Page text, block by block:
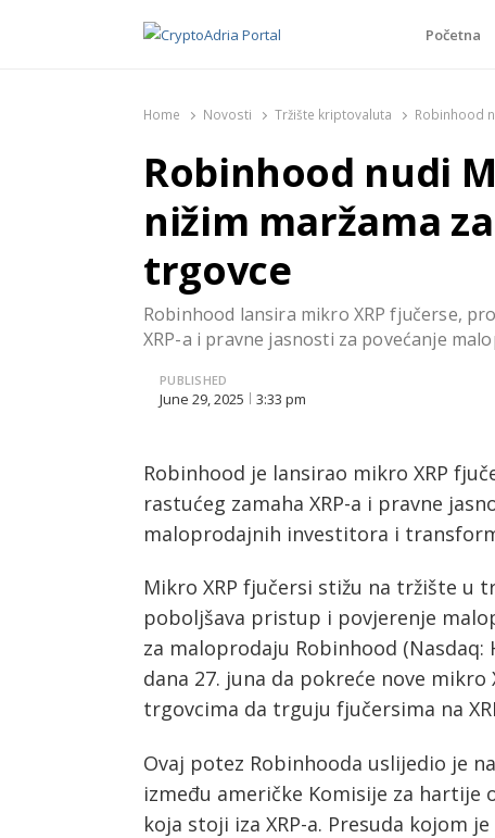
Početna
Home Novosti Tržište kriptovaluta Robinhood
Robinhood nudi
nižim maržama
trgovce
Robinhood lansira mikro XRP fjučerse,
XRP-a i pravne jasnosti za povećanje
PUBLISHED
June 29, 2025 3:33 pm
Robinhood je lansirao mikro XRP
rastućeg zamaha XRP-a i pravne
maloprodajnih investitora i
Mikro XRP fjučersi stižu na tržište u
poboljšava pristup i povjerenje
za maloprodaju Robinhood
dana 27. juna da pokreće nove mikro
trgovcima da trguju fjučersima na
Ovaj potez Robinhooda uslijedio je
između američke Komisije za hartije
koja stoji iza XRP-a. Presuda kojom